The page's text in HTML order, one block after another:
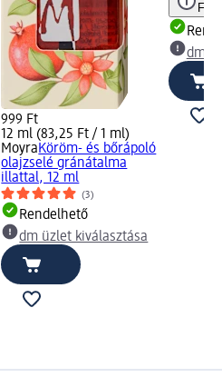
999 Ft
12 ml (83,25 Ft / 1 ml)
MoyraKöröm- és bőrápoló
olajzselé gránátalma
illattal, 12 ml
(3)
Rendelhető
dm üzlet kiválasztása
dm